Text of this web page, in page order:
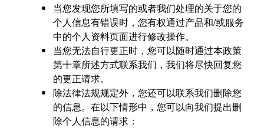
当您发现您所填写的或者我们处理的关于您的
个人信息有错误时，您有权通过产品和/或服务
中的个人资料页面进行修改操作。
当您无法自行更正时，您可以随时通过本政策
第十章所述方式联系我们，我们将尽快回复您
的更正请求。
除法律法规规定外，您还可以联系我们删除您
的信息。在以下情形中，您可以向我们提出删
除个人信息的请求：